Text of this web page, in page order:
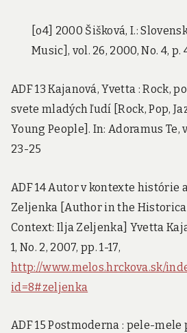
[o4] 2000 Šišková, I.:
Music], vol. 26, 2000, No. 4, p.
ADF 13 Kajanová, Yvetta : Rock,
svete mladých ľudí [Rock, Pop,
Young People]. In: Adoramus Te,
23-25
ADF 14 Autor v kontexte histórie
Zeljenka [Author in the
Context: Ilja Zeljenka] Yvetta
1, No. 2, 2007, pp. 1-17,
http://www.melos.hrckova.sk/
id=8#zeljenka
ADF 15 Postmoderna : pele-mele